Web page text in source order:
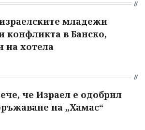
младежи
конфликта в Банско,
на хотела
че Израел е одобрил
на „Хамас“